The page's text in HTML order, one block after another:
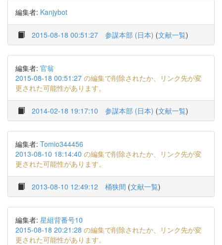
編集者: Kanjybot
2015-08-18 00:51:27 参謀本部 (日本) (文献一覧)
編集者: 官翁
2015-08-18 00:51:27 の編集で削除されたか、リンク先が変
更された可能性があります。
2014-02-18 19:17:10 参謀本部 (日本) (文献一覧)
編集者: Tomio344456
2013-08-10 18:14:40 の編集で削除されたか、リンク先が変
更された可能性があります。
2013-08-10 12:49:12 桶狭間 (文献一覧)
編集者: 星組背番号10
2015-08-18 20:21:28 の編集で削除されたか、リンク先が変
更された可能性があります。